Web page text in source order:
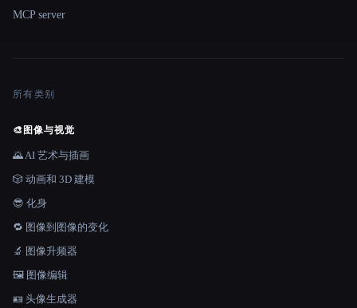
MCP server
所有类别
🎨 图像与视觉
🌄 AI 艺术与插画
🎲 动画和 3D 建模
😎 化身
🔁 图像到图像的变化
🔬 图像升频器
🖼️ 图像编辑
🪪 头像生成器